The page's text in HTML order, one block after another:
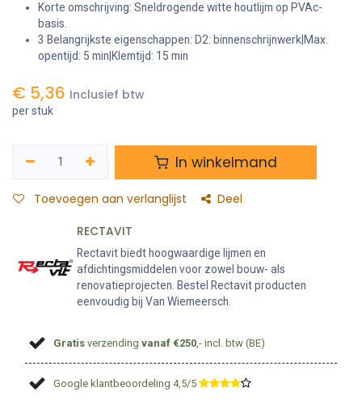
Korte omschrijving: Sneldrogende witte houtlijm op PVAc-
basis.
3 Belangrijkste eigenschappen: D2: binnenschrijnwerk|Max.
opentijd: 5 min|Klemtijd: 15 min
€ 5,36 Inclusief btw
per stuk
In winkelmand
Toevoegen aan verlanglijst Deel
RECTAVIT
Rectavit biedt hoogwaardige lijmen en
afdichtingsmiddelen voor zowel bouw- als
renovatieprojecten. Bestel Rectavit producten
eenvoudig bij Van Wiemeersch.
Gratis verzendingvanaf €250 ,- incl. btw (BE)
Google klantbeoordeling 4,5/5 ​